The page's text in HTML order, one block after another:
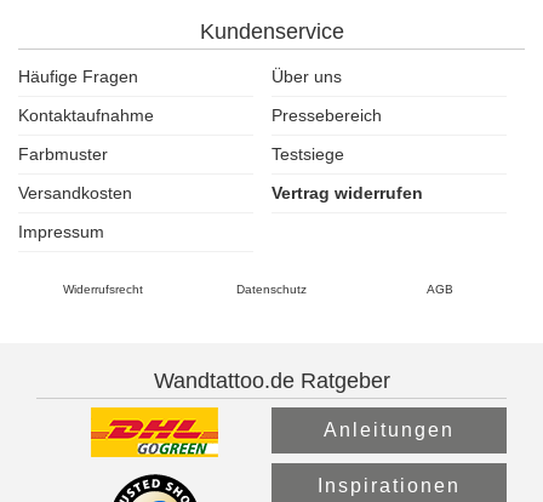
Kundenservice
Häufige Fragen
Über uns
Kontaktaufnahme
Pressebereich
Farbmuster
Testsiege
Versandkosten
Vertrag widerrufen
Impressum
Widerrufsrecht Datenschutz AGB
Wandtattoo.de Ratgeber
Anleitungen
Inspirationen